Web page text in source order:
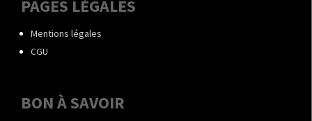
PAGES LÉGALES
Mentions légales
CGU
BON À SAVOIR